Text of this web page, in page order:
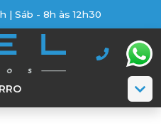
| Sáb - 8h às 12h30